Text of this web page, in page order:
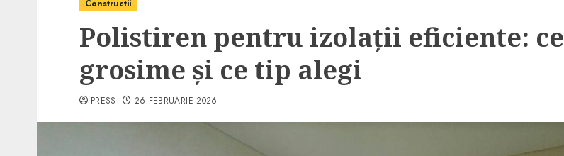
Constructii
Polistiren pentru izolații eficiente: ce
grosime și ce tip alegi
PRESS 26 FEBRUARIE 2026